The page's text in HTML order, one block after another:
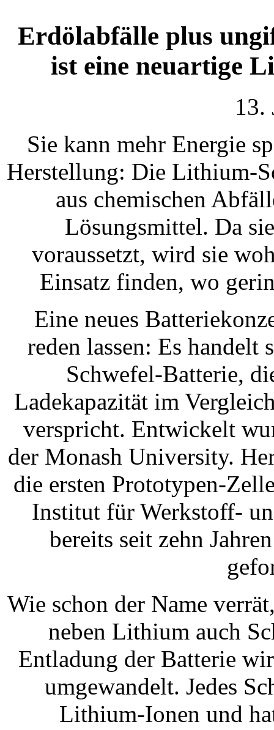
Erdölabfälle plus
ist eine neuartige
13.
Sie kann mehr Energie
Herstellung: Die Lithium-
aus chemischen
Lösungsmittel. Da
voraussetzt, wird sie
Einsatz finden, wo
Eine neues
reden lassen: Es
Schwefel-Batterie,
Ladekapazität im
verspricht. Entwickelt
der Monash University.
die ersten Prototypen-
Institut für Werkstoff-
bereits seit zehn
Wie schon der Name
neben Lithium auch
Entladung der Batterie
umgewandelt. Jedes
Lithium-Ionen und